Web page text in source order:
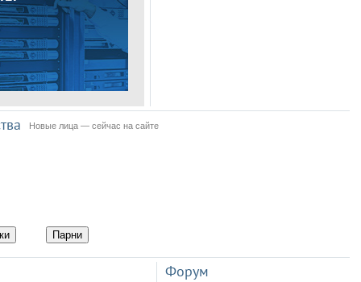
Новые лица — сейчас на сайте
Парни
Форум